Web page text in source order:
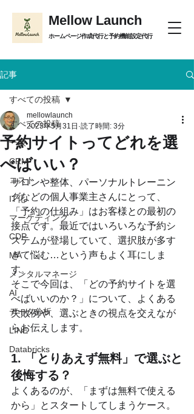
ホームページ作成代行と予約機能設定代行
Mellow Launch
記事
すべての投稿
一般
CRM
コスト
IT化
マーケティング
CDP
MA
メンタルマネージ
AI
データ分析
LINE
Databricks
すべての投稿
予約サイトってどれを選
べばいい？
mellowlaunch
2025年5月31日 読了時間: 3分
サロンや整体、パーソナルトレーニン
グなどの個人事業主さんにとって、
「予約の仕組み」はお客様との最初の
接点です。最近ではいろいろな予約シ
ステムが登場していて、選択肢が多す
ぎて悩む…という声もよく耳にしま
す。
そこで今回は、「どの予約サイトを選
べばいいのか？」について、よくある
失敗例や、選ぶときの視点を交えなが
らお伝えします。
1. 「とりあえず無料」で選ぶと
後悔する？
よくあるのが、「まずは無料で使える
から」とスタートしてしまうケース。